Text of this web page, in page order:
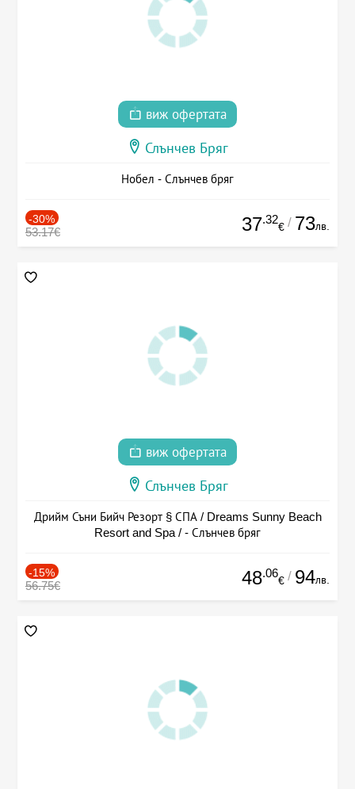
виж офертата
Слънчев Бряг
Нобел - Слънчев бряг
-30%
53.17€ 37.32
€ / 73лв.
виж офертата
Слънчев Бряг
Дрийм Съни Бийч Резорт § СПА / Dreams Sunny Beach
Resort and Spa / - Слънчев бряг
-15%
56.75€ 48.06
€ / 94лв.